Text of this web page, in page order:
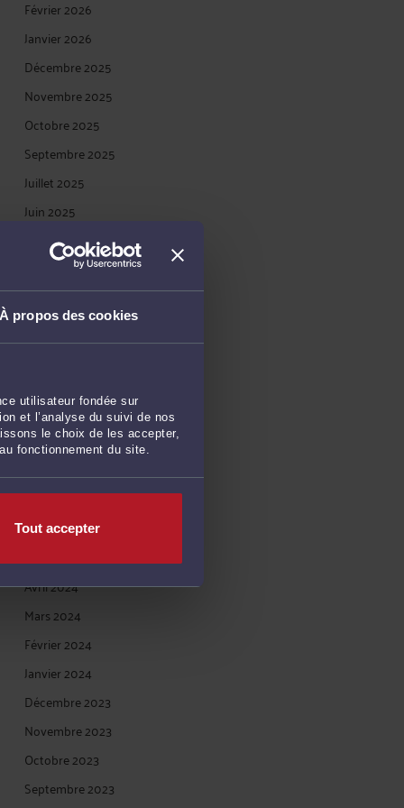
À propos des cookies
utilisateur fondée sur
et l’analyse du suivi de nos
le choix de les accepter,
fonctionnement du site.
Tout accepter
Février 2026
Janvier 2026
Décembre 2025
Novembre 2025
Octobre 2025
Septembre 2025
Juillet 2025
Juin 2025
Mai 2025
Avril 2025
Mars 2025
Février 2025
Novembre 2024
Octobre 2024
Juillet 2024
Juin 2024
Avril 2024
Mars 2024
Février 2024
Janvier 2024
Décembre 2023
Novembre 2023
Octobre 2023
Septembre 2023